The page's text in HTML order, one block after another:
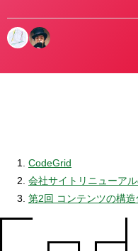
CodeGrid
会社サイトリニューア
第2回 コンテンツの構